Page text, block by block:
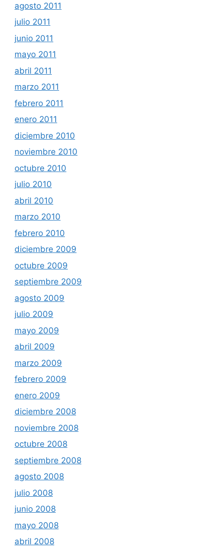
agosto 2011
julio 2011
junio 2011
mayo 2011
abril 2011
marzo 2011
febrero 2011
enero 2011
diciembre 2010
noviembre 2010
octubre 2010
julio 2010
abril 2010
marzo 2010
febrero 2010
diciembre 2009
octubre 2009
septiembre 2009
agosto 2009
julio 2009
mayo 2009
abril 2009
marzo 2009
febrero 2009
enero 2009
diciembre 2008
noviembre 2008
octubre 2008
septiembre 2008
agosto 2008
julio 2008
junio 2008
mayo 2008
abril 2008